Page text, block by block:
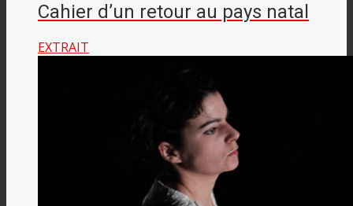
Cahier d’un retour au pays natal
EXTRAIT